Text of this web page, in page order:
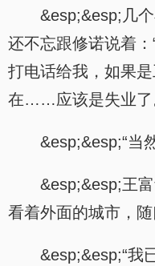
&esp;&esp;几
还不忘跟修诺说着
打电话给我，如果
在……应该是失业了
&esp;&esp;“当
&esp;&esp;王
看着外面的城市，
&esp;&esp;“我